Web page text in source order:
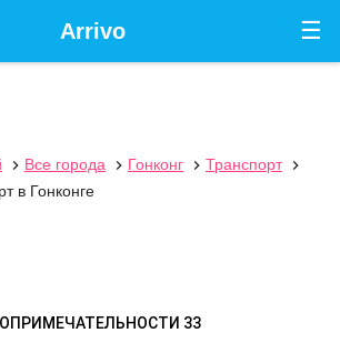
☰
Arrivo
 Все города  Гонконг  Транспорт

в Гонконге
33